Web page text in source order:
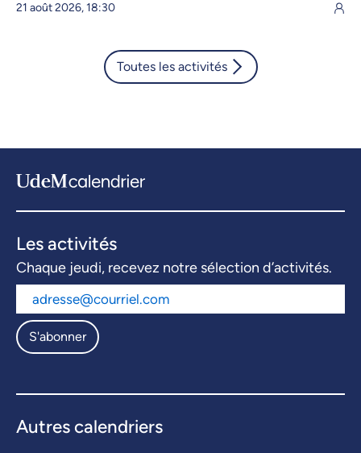
21 août 2026, 18:30
Toutes les activités
Les activités
Chaque jeudi, recevez notre sélection d’activités.
S'abonner
Autres calendriers